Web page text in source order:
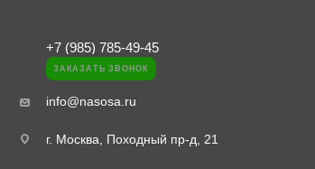
+7 (985) 785-49-45
ЗАКАЗАТЬ ЗВОНОК
info@nasosa.ru
г. Москва, Походный пр-д, 21